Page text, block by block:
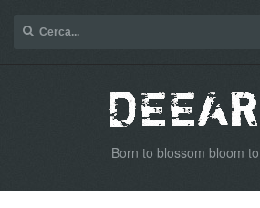
Born to blossom bloom